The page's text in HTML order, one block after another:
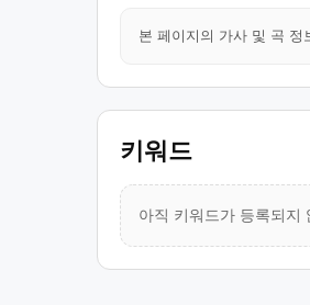
본 페이지의 가사 및 곡 정
키워드
아직 키워드가 등록되지